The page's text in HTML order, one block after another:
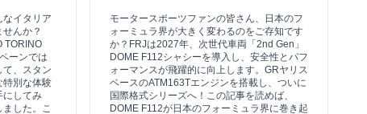
なイタリア
んか？
TORINO
ーンでは
て、スタン
特別な体験
にしてみ
した。こ
モータースポーツファンの皆さん、日本のフ
ォーミュラ界が大きく変わるのをご存知です
か？FRJは2027年、次世代車両「2nd Gen」
DOME F112シャシーを導入し、安全性とパフ
ォーマンスが飛躍的に向上します。GRヤリス
ベースのATM163Tエンジンを搭載し、ついに
国際格式シリーズへ！この記事を読めば、
DOME F112が日本のフォーミュラ界に巻き起